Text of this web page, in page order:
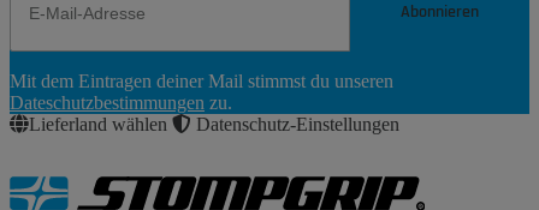
Abonnieren
Abonnieren
Mit dem Eintragen deiner Mail stimmst du unseren
Dateschutzbestimmungen zu.
Lieferland wählen
Datenschutz-Einstellungen